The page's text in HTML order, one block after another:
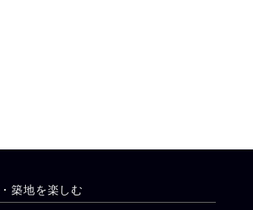
築地を楽しむ